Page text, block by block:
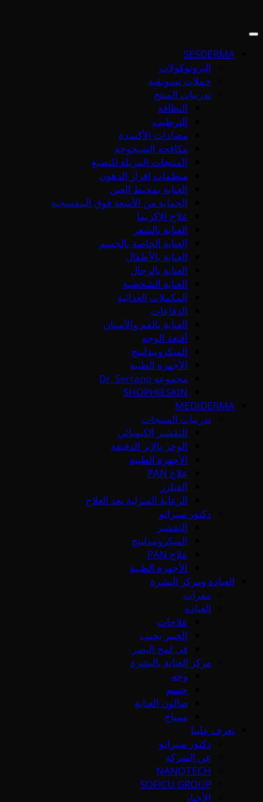
SESDERMA
البروتوكولات
حملات تسويقية
تدريبات المنتج
النظافة
الترطيب
مضادات الأكسدة
مكافحة الشيخوخة
المنتجات المزيلة للتصبغ
منظمات إفراز الدهون
العناية بمحيط العين
الحماية من الأشعة فوق البنفسجية
علاج الإكزيما
العناية بالشعر
العناية الخاصة بالجسم
العناية بالأطفال
العناية بالرجال
العناية الشخصية
المكملات الغذائية
الدفاعات
العناية بالفم والأسنان
أقنعة الوجه
الميكرونيدلينج
الأجهزة الطبية
مجموعة Dr. Serrano
SHOPHIESKIN
MEDIDERMA
تدريبات المنتجات
التقشير الكيميائي
الوخز بالإبر الدقيقة
الأجهزة الطبية
علاج PAN
الفيلرز
الرعاية المنزلية بعد العلاج
دكتور سيرانو
التقشير
الميكرونيدلينج
علاج PAN
الأجهزة الطبية
العيادة ومركز البشرة
مقرات
العيادة
علاجات
الخبير يجيب
في لمح البصر
مركز العناية بالبشرة
وجه
جسم
صالون العناية
مساج
تعرف علينا
دكتور سيرانو
عن الشركة
NANOTECH
SOFICU GROUP
الأخبار